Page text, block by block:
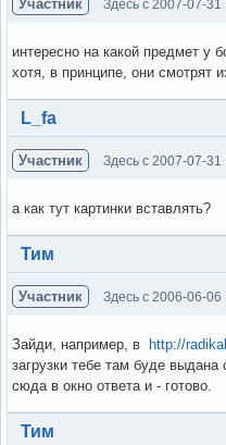
Участник Здесь с 2007-07-31
интересно на какой предмет у
хотя, в принципе, они смотрят
Вне форума
L_fa
Участник Здесь с 2007-07-31
а как тут картинки вставлять?
Вне форума
Тим
Участник Здесь с 2006-06-06
Зайди, например, в http://
загрузки тебе там буде
сюда в окно ответа и - готово.
Вне форума
Тим